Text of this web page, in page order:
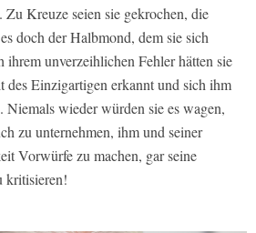
Zu Kreuze seien sie gekrochen, die
doch der Halbmond, dem sie sich
ihrem unverzeihlichen Fehler hätten sie
Einzigartigen erkannt und sich ihm
Niemals wieder würden sie es wagen,
zu unternehmen, ihm und seiner
Vorwürfe zu machen, gar seine
kritisieren!